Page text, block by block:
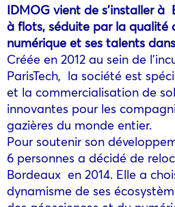
IDMOG vient de s’installer à
à flots, séduite par la qualité
numérique et ses talents
Créée en 2012 au sein de
ParisTech, la société est
et la commercialisation de
innovantes pour les
gazières du monde entier.
Pour soutenir son
6 personnes a décidé de
Bordeaux en 2014. Elle a
dynamisme de ses